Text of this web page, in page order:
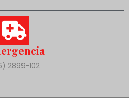
2899-102